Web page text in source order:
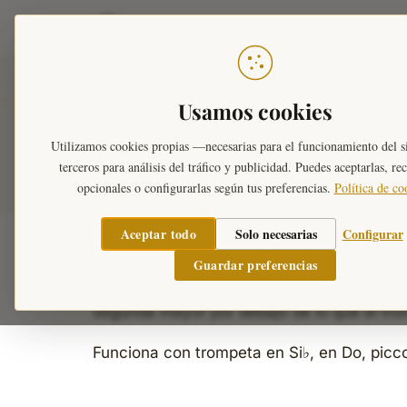
Usamos cookies
Utilizamos cookies propias —necesarias para el funcionamiento
terceros para análisis del tráfico y publicidad. Puedes aceptarlas,
opcionales o configurarlas según tus preferencias. Política de
Aceptar todo Solo necesarias
Configurar
Guardar preferencias
Afinador Online
Afinador de
El afinador de trompeta funciona
instrumento transpositor en Si♭, así que el
segunda mayor por debajo de lo que el
Funciona con trompeta en Si♭, en Do,